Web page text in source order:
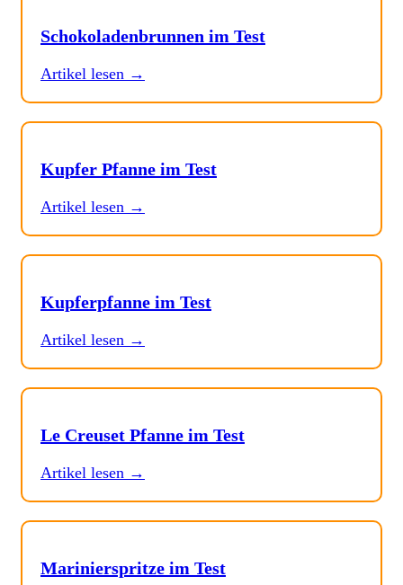
Schokoladenbrunnen im Test
Artikel lesen →
Kupfer Pfanne im Test
Artikel lesen →
Kupferpfanne im Test
Artikel lesen →
Le Creuset Pfanne im Test
Artikel lesen →
Marinierspritze im Test